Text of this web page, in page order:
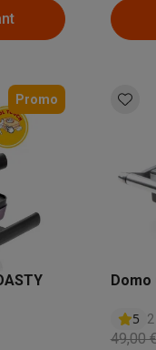
Accessoires
Promo
Domo
5
49,00